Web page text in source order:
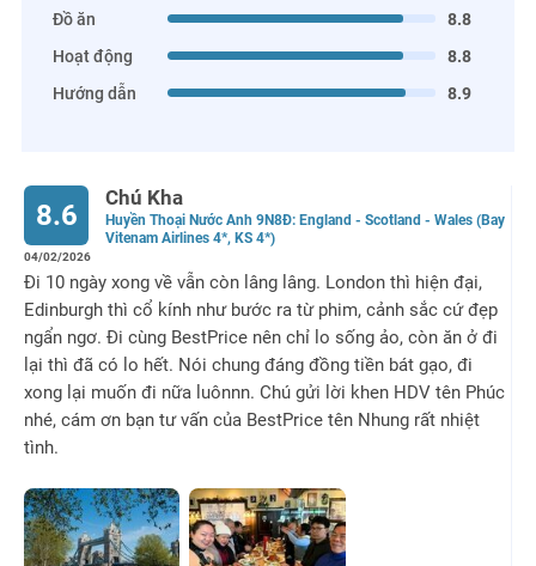
Đồ ăn
8.8
Hoạt động
8.8
Hướng dẫn
8.9
Chú Kha
Huyền Thoại Nước Anh 9N8Đ: England - Scotland - Wales (Bay
Vitenam Airlines 4*, KS 4*)
8.6
04/02/2026
Đi 10 ngày xong về vẫn còn lâng lâng. London thì hiện đại,
Edinburgh thì cổ kính như bước ra từ phim, cảnh sắc cứ đẹp
ngẩn ngơ. Đi cùng BestPrice nên chỉ lo sống ảo, còn ăn ở đi
lại thì đã có lo hết. Nói chung đáng đồng tiền bát gạo, đi
xong lại muốn đi nữa luônnn. Chú gửi lời khen HDV tên Phúc
nhé, cám ơn bạn tư vấn của BestPrice tên Nhung rất nhiệt
tình.